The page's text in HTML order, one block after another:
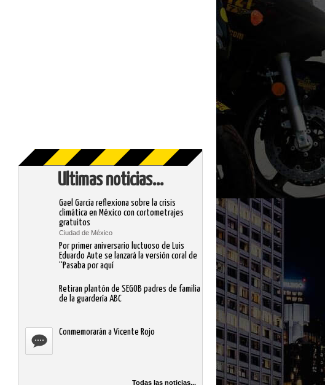
Ultimas noticias...
Gael García reflexiona sobre la crisis
climática en México con cortometrajes
gratuitos
Ciudad de México
Por primer aniversario luctuoso de Luis
Eduardo Aute se lanzará la versión coral de
“Pasaba por aquí
Retiran plantón de SEGOB padres de familia
de la guardería ABC
Conmemorarán a Vicente Rojo
Todas las noticias...